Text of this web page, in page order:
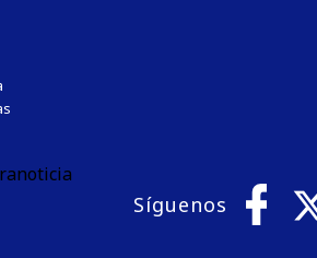
Síguenos